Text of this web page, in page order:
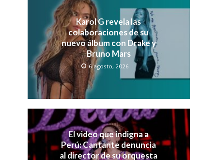
Karol G revela las
colaboraciones de su
nuevo álbum con Drake y
Bruno Mars
6 agosto, 2026
El video que indigna a
Perú: Cantante denuncia
al director de su orquesta